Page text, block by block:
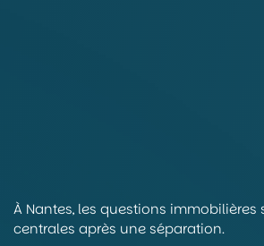
À Nantes, les questions immobilières
centrales après une séparation.